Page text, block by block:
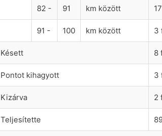
82 - 91 km között
91 - 100 km között 3
Késett 8
Pontot kihagyott 3
Kizárva 2
Teljesítette